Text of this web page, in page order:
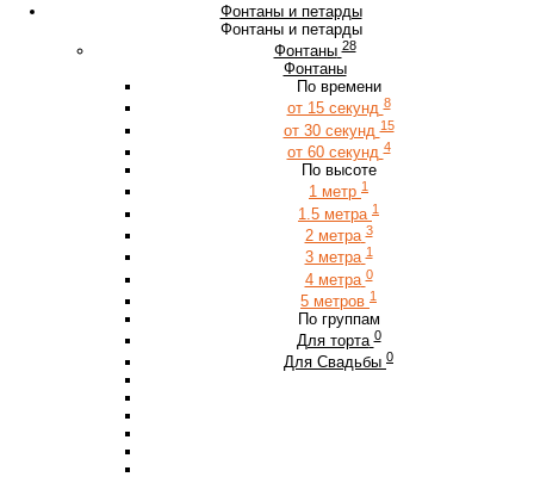
Фонтаны и петарды
Фонтаны и петарды
Фонтаны 28
Фонтаны
По времени
от 15 секунд 8
от 30 секунд 15
от 60 секунд 4
По высоте
1 метр 1
1.5 метра 1
2 метра 3
3 метра 1
4 метра 0
5 метров 1
По группам
Для торта 0
Для Свадьбы 0